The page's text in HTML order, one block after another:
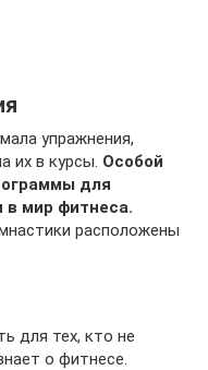
упражнения,
их в курсы. Особой
для
мир фитнеса.
расположены
для тех, кто не
о фитнесе.